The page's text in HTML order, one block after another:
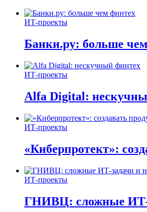
ИТ-проекты
Банки.ру: больше
ИТ-проекты
Alfa Digital:
ИТ-проекты
«Киберпротект»:
ИТ-проекты
ГНИВЦ: сложные